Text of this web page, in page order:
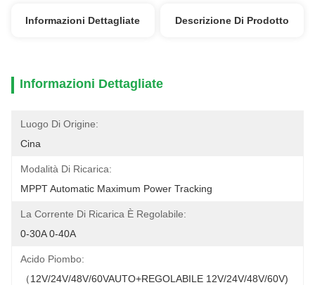
Informazioni Dettagliate Descrizione Di Prodotto
Informazioni Dettagliate
Luogo Di Origine:
Cina
Modalità Di Ricarica:
MPPT Automatic Maximum Power Tracking
La Corrente Di Ricarica È Regolabile:
0-30A 0-40A
Acido Piombo:
（12V/24V/48V/60VAUTO+REGOLABILE 12V/24V/48V/60V)